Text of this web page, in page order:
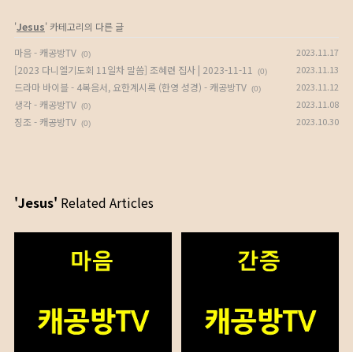
'Jesus' 카테고리의 다른 글
마음 - 캐공방TV (0) 2023.11.17
[2023 다니엘기도회 11일차 말씀] 조혜련 집사 | 2023-11-11 (0) 2023.11.13
드라마 바이블 - 4복음서, 요한계시록 (한영 성경) - 캐공방TV (0) 2023.11.12
생각 - 캐공방TV (0) 2023.11.08
징조 - 캐공방TV (0) 2023.10.30
'Jesus' Related Articles